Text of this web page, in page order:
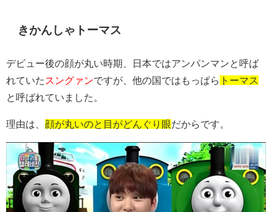
きかんしゃトーマス
デビュー後の顔が丸い時期、日本ではアンパンマンと呼ば
れていた スングァンですが、他の国ではもっぱら トーマス
と呼ばれていました。
理由は、 顔が丸いのと目がどんぐり眼だからです。